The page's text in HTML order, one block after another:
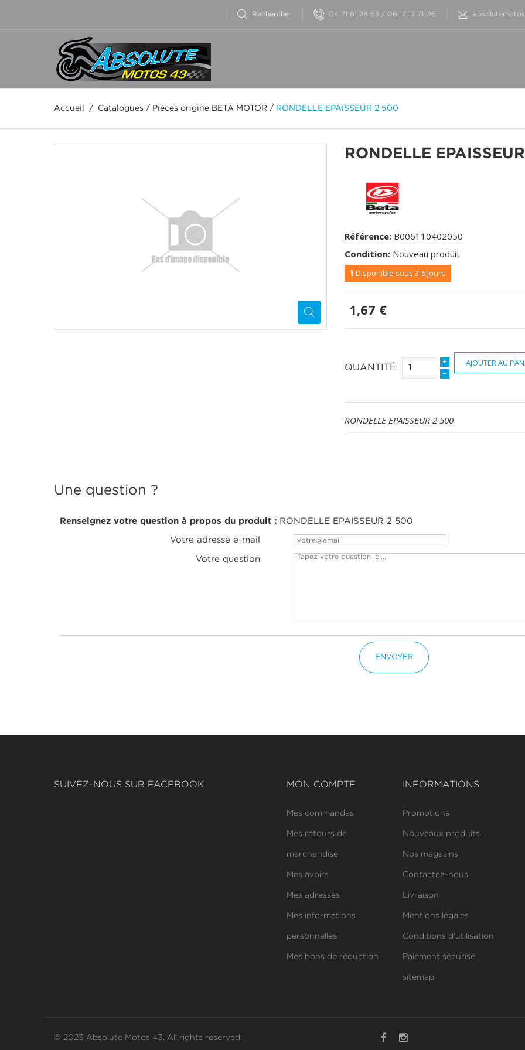
04 71 61 28 63 / 06 17 12 71 06
Accueil / Catalogues / Pièces origine BETA MOTOR / RONDELLE EPAISSEUR 2 500
RONDELLE
Référence: B006110402050
Condition: Nouveau produit
Disponible sous 3-6 jours
1,67 €
QUANTITÉ
AJOUTER AU
RONDELLE EPAISSEUR 2 500
Une question ?
Renseignez votre question à propos du produit : RONDELLE EPAISSEUR 2 500
Votre adresse e-mail
Votre question
ENVOYER
SUIVEZ-NOUS SUR FACEBOOK MON COMPTE
Mes commandes
Mes retours de
marchandise
Mes avoirs
Mes adresses
Mes informations
personnelles
Mes bons de réduction
INFORMATIONS
Promotions
Nouveaux produits
Nos magasins
Contactez-nous
Livraison
Mentions légales
Conditions d'utilisation
Paiement sécurisé
sitemap
© 2023 Absolute Motos 43. All rights reserved.